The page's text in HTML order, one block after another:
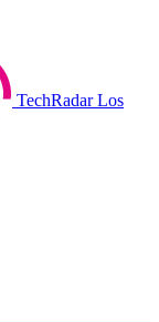
TechRadar Los